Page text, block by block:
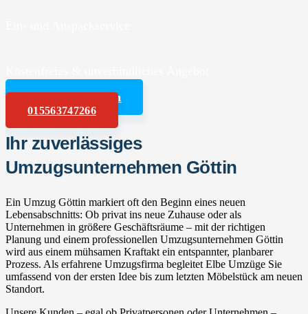
Angebot anfordern
015563747266
Ihr zuverlässiges
Umzugsunternehmen Göttin
Ein Umzug Göttin markiert oft den Beginn eines neuen
Lebensabschnitts: Ob privat ins neue Zuhause oder als
Unternehmen in größere Geschäftsräume – mit der richtigen
Planung und einem professionellen Umzugsunternehmen Göttin
wird aus einem mühsamen Kraftakt ein entspannter, planbarer
Prozess. Als erfahrene Umzugsfirma begleitet Elbe Umzüge Sie
umfassend von der ersten Idee bis zum letzten Möbelstück am neuen
Standort.